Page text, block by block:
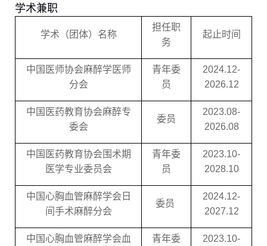
学术兼职
学术（团体）名称
担任职
务
起止时间
中国医师协会麻醉学医师
分会
青年委
员
2024.12-
2026.12
中国医药教育协会麻醉专
委会
委员
2023.08-
2026.08
中国医药教育协会围术期
医学专业委员会
青年委
员
2023.10-
2028.10
中国心胸血管麻醉学会 日
间手术麻醉分会
委员
2024.12-
2027.12
中国心胸血管麻醉学会血 青年委 2023.10-